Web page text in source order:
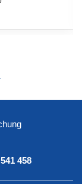
Liên hệ
458